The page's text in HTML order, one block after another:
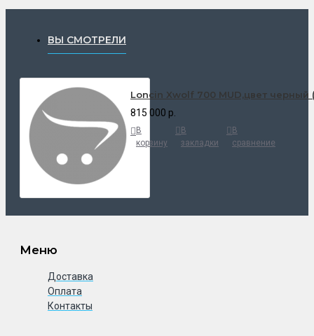
ВЫ СМОТРЕЛИ
Loncin Xwolf 700 MUD,цвет черный
815 000 р.
В
корзину
В
закладки
В
сравнение
Меню
Доставка
Оплата
Контакты